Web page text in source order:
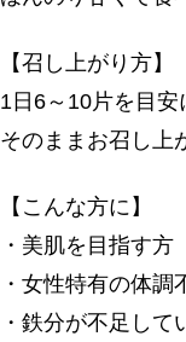
【召し上がり方】
1日6～10片を目
そのままお召し上
【こんな方に】
・美肌を目指す方
・女性特有の体
・鉄分が不足して